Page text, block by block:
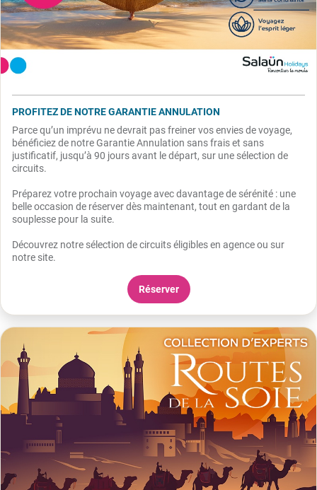
PROFITEZ DE NOTRE GARANTIE ANNULATION
Parce qu’un imprévu ne devrait pas freiner vos envies de voyage,
bénéficiez de notre Garantie Annulation sans frais et sans
justificatif, jusqu’à 90 jours avant le départ, sur une sélection de
circuits.
Préparez votre prochain voyage avec davantage de sérénité : une
belle occasion de réserver dès maintenant, tout en gardant de la
souplesse pour la suite.
Découvrez notre sélection de circuits éligibles en agence ou sur
notre site.
Réserver